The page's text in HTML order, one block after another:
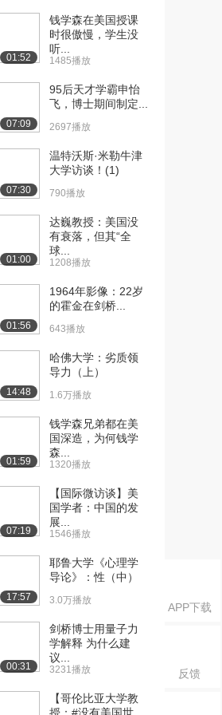
APP下载
反馈
字幕】Miriam
08:09
字幕】Martin
09:32
字幕】Leila
06:22
字幕】Leila
06:23
01:52
钱学森在美国授课
时很傲慢，学生没
听...
1485播放
07:09
95后天才学霸申怡
飞，博士期间制定...
2697播放
07:30
温特沃斯·米勒牛津
大学访谈！(1)
790播放
01:00
达巍教授：美国没
有衰落，但其“全
球...
1208播放
01:56
1964年影像：22岁
的霍金在剑桥...
643播放
14:48
哈佛大学：劣质领
导力（上）
1.6万播放
01:59
钱学森兄弟都在美
国深造，为何钱学
森...
1320播放
07:19
【国际微访谈】美
国学者：中国的发
展...
1546播放
17:57
耶鲁大学《心理学
导论》：性（中）
3.0万播放
00:31
剑桥博士用量子力
学解释 为什么建
议...
3231播放
【哥伦比亚大学教